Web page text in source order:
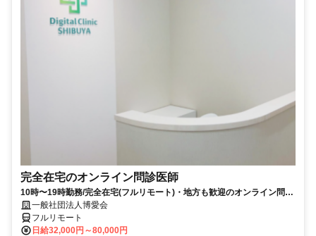
完全在宅のオンライン問診医師
10時〜19時勤務/完全在宅(フルリモート)・地方も歓迎のオンライン問診
業務一般社団法人博愛会
フルリモート
日給32,000円～80,000円